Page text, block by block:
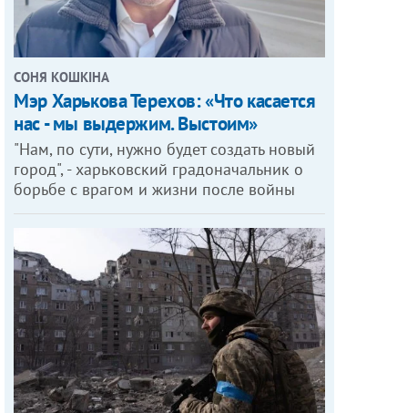
СОНЯ КОШКІНА
Мэр Харькова Терехов: «Что касается
нас - мы выдержим. Выстоим»
"Нам, по сути, нужно будет создать новый
город", - харьковский градоначальник о
борьбе с врагом и жизни после войны